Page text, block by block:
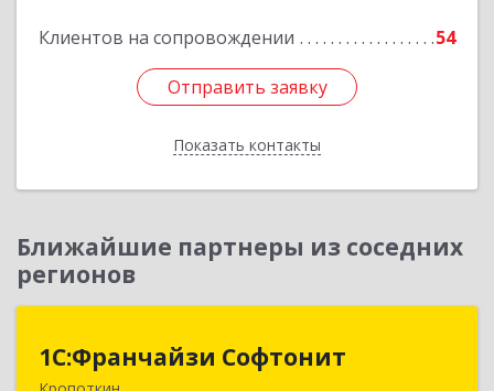
Клиентов на сопровождении 54
Отправить заявку
Показать контакты
Подробнее
Отправить заявку
Назад
Ближайшие партнеры из соседних
регионов
1С:Франчайзи Софтонит
1С:Франчайзи Софтонит